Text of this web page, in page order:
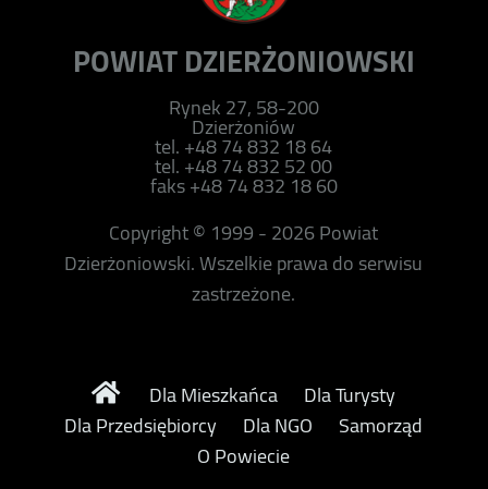
POWIAT DZIERŻONIOWSKI
Rynek 27, 58-200
Dzierżoniów
tel. +48 74 832 18 64
tel. +48 74 832 52 00
faks +48 74 832 18 60
Copyright © 1999 - 2026 Powiat
Dzierżoniowski. Wszelkie prawa do serwisu
zastrzeżone.
Dla Mieszkańca
Dla Turysty
Dla Przedsiębiorcy
Dla NGO
Samorząd
O Powiecie